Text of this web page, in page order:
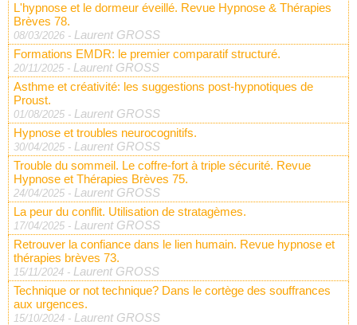
L'hypnose et le dormeur éveillé. Revue Hypnose & Thérapies
Brèves 78.
08/03/2026 - Laurent GROSS
Formations EMDR: le premier comparatif structuré.
20/11/2025 - Laurent GROSS
Asthme et créativité: les suggestions post-hypnotiques de
Proust.
01/08/2025 - Laurent GROSS
Hypnose et troubles neurocognitifs.
30/04/2025 - Laurent GROSS
Trouble du sommeil. Le coffre-fort à triple sécurité. Revue
Hypnose et Thérapies Brèves 75.
24/04/2025 - Laurent GROSS
La peur du conflit. Utilisation de stratagèmes.
17/04/2025 - Laurent GROSS
Retrouver la confiance dans le lien humain. Revue hypnose et
thérapies brèves 73.
15/11/2024 - Laurent GROSS
Technique or not technique? Dans le cortège des souffrances
aux urgences.
15/10/2024 - Laurent GROSS